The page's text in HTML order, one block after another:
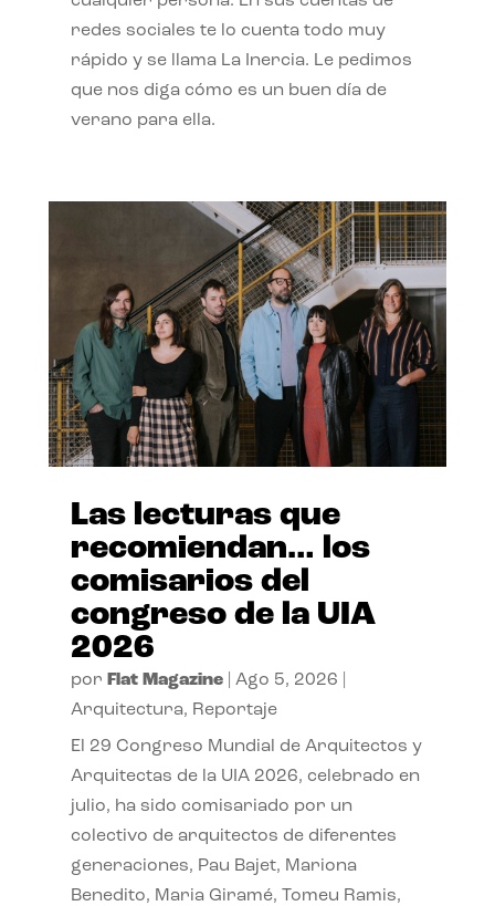
redes sociales te lo cuenta todo muy
rápido y se llama La Inercia. Le pedimos
que nos diga cómo es un buen día de
verano para ella.
Las lecturas que
recomiendan… los
comisarios del
congreso de la UIA
2026
por Flat Magazine| Ago 5, 2026
Arquitectura, Reportaje
El 29 Congreso Mundial de Arquitectos y
Arquitectas de la UIA 2026, celebrado en
julio, ha sido comisariado por un
colectivo de arquitectos de diferentes
generaciones, Pau Bajet, Mariona
Benedito, Maria Giramé, Tomeu Ramis,